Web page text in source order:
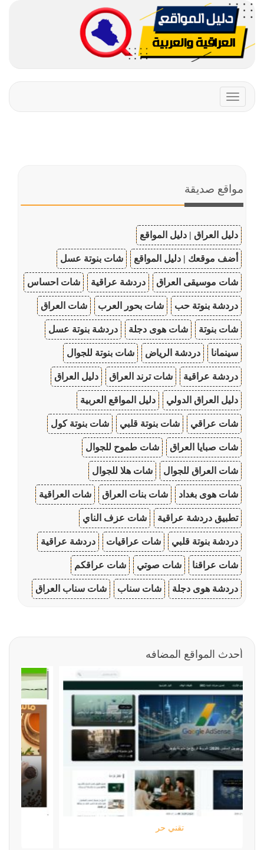
Toggle
navigation
مواقع صديقة
دليل العراق | دليل المواقع
أضف موقعك | دليل المواقع شات بنوتة عسل
شات موسيقى العراق دردشة عراقية شات احساس
دردشة بنوتة حب شات بحور العرب شات العراق
شات بنوتة شات هوى دجلة دردشة بنوتة عسل
سينمانا دردشة الرياض شات بنوتة للجوال
دردشة عراقية شات ترند العراق دليل العراق
دليل العراق الدولي دليل المواقع العربية
شات عراقي شات بنوتة قلبي شات بنوتة كول
شات صبايا العراق شات طموح للجوال
شات العراق للجوال شات هلا للجوال
شات هوى بغداد شات بنات العراق شات العراقية
تطبيق دردشة عراقية شات عزف الناي
دردشة بنوتة قلبي شات عراقيات دردشة عراقية
شات عراقنا شات صوتي شات عراقكم
دردشة هوى دجلة شات سناب شات سناب العراق
أحدث المواقع المضافه